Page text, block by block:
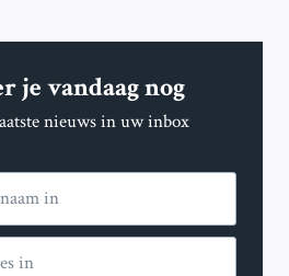
je vandaag nog
nieuws in uw inbox